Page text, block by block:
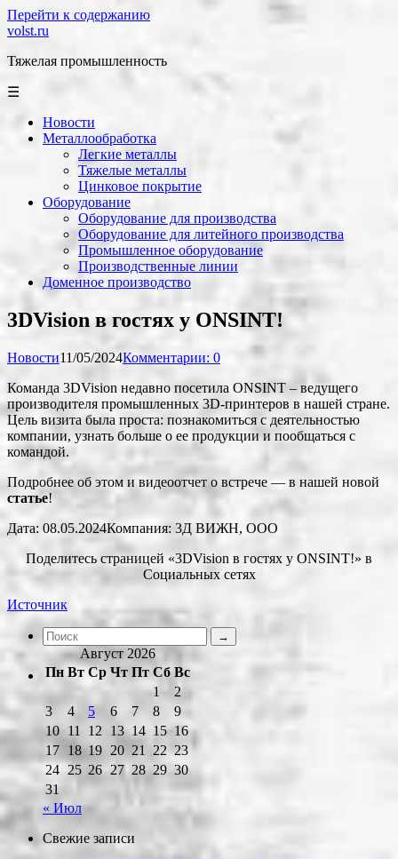
Перейти к содержанию
volst.ru
Тяжелая промышленность
☰
Новости
Металлообработка
Легкие металлы
Тяжелые металлы
Цинковое покрытие
Оборудование
Оборудование для производства
Оборудование для литейного производства
Промышленное оборудование
Производственные линии
Доменное производство
3DVision в гостях у ONSINT!
Новости11/05/2024Комментарии: 0
Команда 3DVision недавно посетила ONSINT – ведущего
производителя промышленных 3D-принтеров в нашей стране.
Цель визита была проста: познакомиться с деятельностью
компании, узнать больше о ее продукции и пообщаться с
командой.
Подробнее об этом и видеоотчет о встрече — в нашей новой
статье!
Дата: 08.05.2024Компания: 3Д ВИЖН, ООО
Поделитесь страницей «3DVision в гостях у ONSINT!» в
Социальных сетях
Источник
Август 2026
Пн Вт Ср Чт Пт Сб Вс
1
2
3
4 5 6 7 8
9
10 11 12 13 14 15 16
17 18 19 20 21 22 23
24 25 26 27 28 29 30
31
« Июл
Свежие записи